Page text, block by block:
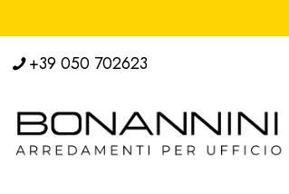
+39 050 702623